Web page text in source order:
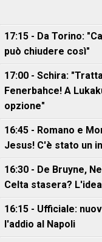
17:15 - Da Torino:
può chiudere così"
17:00 - Schira:
Fenerbahce! A
opzione"
16:45 - Romano e
Jesus! C'è stato un
16:30 - De Bruyne,
Celta stasera?
16:15 - Ufficiale:
l'addio al Napoli